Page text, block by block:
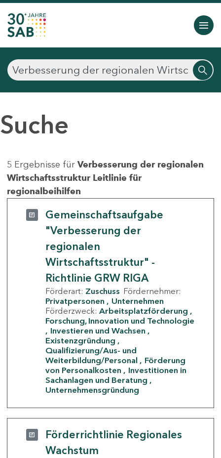
Suche
5 Ergebnisse für Verbesserung der regionalen
Wirtschaftsstruktur Leitlinie für
regionalbeihilfen
Gemeinschaftsaufgabe
"Verbesserung der
regionalen
Wirtschaftsstruktur" -
Richtlinie GRW RIGA
Förderart: Zuschuss Fördernehmer:
Privatpersonen
Unternehmen
Förderzweck: Arbeitsplatzförderung
Forschung, Innovation und Technologie
Investieren und Wachsen
Existenzgründung
Qualifizierung/Aus- und
Weiterbildung/Personal
Förderung
von Personalkosten
Investitionen in
Sachanlagen und Beratung
Unternehmensgründung
Förderrichtlinie Regionales
Wachstum